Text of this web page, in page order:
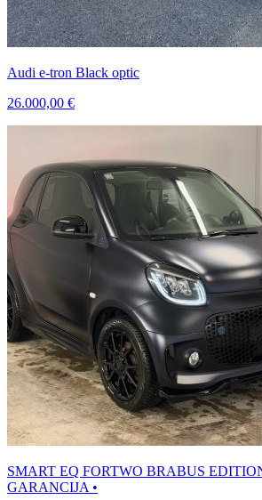
Audi e-tron Black optic
26.000,00 €
SMART EQ FORTWO BRABUS
GARANCIJA •